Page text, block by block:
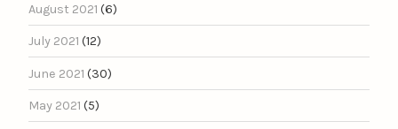
August 2021 (6)
July 2021 (12)
June 2021 (30)
May 2021 (5)